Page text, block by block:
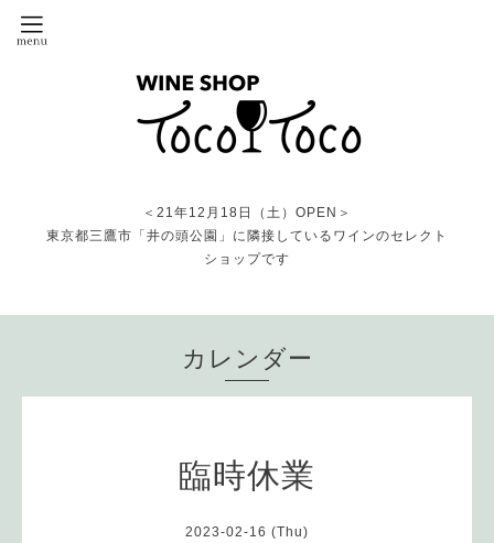
＜21年12月18日（土）OPEN＞
東京都三鷹市「井の頭公園」に隣接しているワインのセレクト
ショップです
カレンダー
臨時休業
2023-02-16 (Thu)